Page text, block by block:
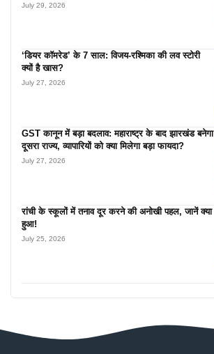
July 29, 2026
‘डियर कॉमरेड’ के 7 साल: विजय-रश्मिका की लव स्टोरी
क्यों है खास?
July 27, 2026
GST कानून में बड़ा बदलाव: महाराष्ट्र के बाद झारखंड बनेगा
दूसरा राज्य, व्यापारियों को क्या मिलेगा बड़ा फायदा?
July 27, 2026
रांची के स्कूलों में तनाव दूर करने की अनोखी पहल, जानें क्या
हुआ!
July 25, 2026